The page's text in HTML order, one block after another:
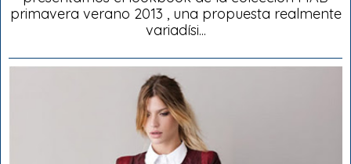
primavera verano 2013 , una propuesta realmente
variadísi...